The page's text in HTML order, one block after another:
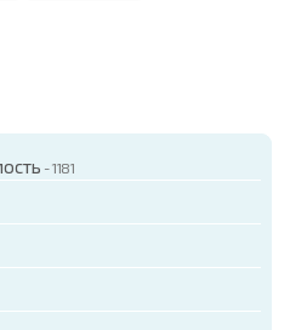
- 1181